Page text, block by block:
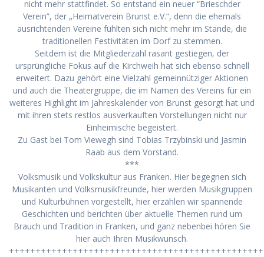
nicht mehr stattfindet. So entstand ein neuer “Brieschder
Verein”, der „Heimatverein Brunst e.V.“, denn die ehemals
ausrichtenden Vereine fühlten sich nicht mehr im Stande, die
traditionellen Festivitäten im Dorf zu stemmen.
Seitdem ist die Mitgliederzahl rasant gestiegen, der
ursprüngliche Fokus auf die Kirchweih hat sich ebenso schnell
erweitert. Dazu gehört eine Vielzahl gemeinnütziger Aktionen
und auch die Theatergruppe, die im Namen des Vereins für ein
weiteres Highlight im Jahreskalender von Brunst gesorgt hat und
mit ihren stets restlos ausverkauften Vorstellungen nicht nur
Einheimische begeistert.
Zu Gast bei Tom Viewegh sind Tobias Trzybinski und Jasmin
Raab aus dem Vorstand.
***
Volksmusik und Volkskultur aus Franken. Hier begegnen sich
Musikanten und Volksmusikfreunde, hier werden Musikgruppen
und Kulturbühnen vorgestellt, hier erzählen wir spannende
Geschichten und berichten über aktuelle Themen rund um
Brauch und Tradition in Franken, und ganz nebenbei hören Sie
hier auch Ihren Musikwunsch.